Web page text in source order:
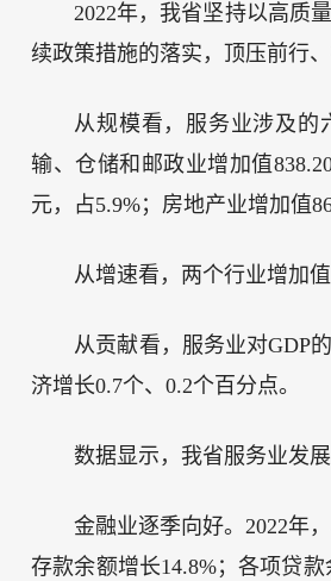
2022年，我省坚持以高质
续政策措施的落实，顶压前行
从规模看，服务业涉及的
输、仓储和邮政业增加值
元，占5.9%；房地产业增加值
从增速看，两个行业增加
从贡献看，服务业对GDP
济增长0.7个、0.2个百分点。
数据显示，我省服务业发
金融业逐季向好。2022年
存款余额增长14.8%；各项贷